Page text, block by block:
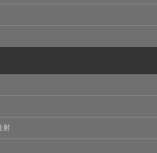
たアクセス履歴、閲覧記録等に
嗜好を分析した情報を使用して
状況の分析及び症例研究のため
ィングのため
ついて】
射